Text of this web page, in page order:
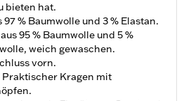
bieten hat.
97 % Baumwolle und 3 % Elastan.
95 % Baumwolle und 5 %
weich gewaschen.
vorn.
Praktischer Kragen mit